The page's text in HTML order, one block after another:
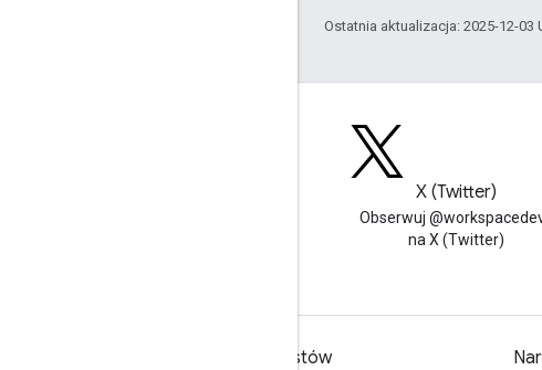
Ostatnia aktualizacja: 2025-12-03
X (Twitter)
Obserwuj
na X (Twitter)
Google Workspace dla programistów